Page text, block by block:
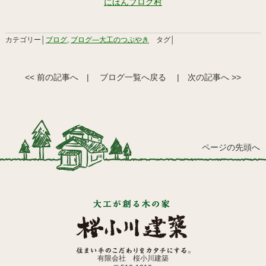
にほんブログ村
カテゴリー│ ブログ, ブログ―大工のつぶやき タグ│
<< 前の記事へ | ブログ一覧へ戻る | 次の記事へ >>
ページの先頭へ
有限会社 桜小川建築